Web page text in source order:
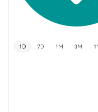
1D 7D 1M 3M